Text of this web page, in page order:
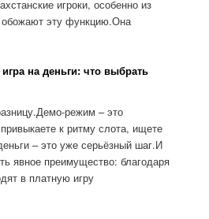
игроки, особенно из
эту функцию.Она
на деньги: что выбрать
режим – это
к ритму слота, ищете
– это уже серьёзный шаг.И
явное преимущество: благодаря
в платную игру